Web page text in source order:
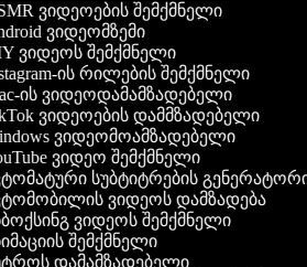
ვიდეოების შემქმნელი
ვიდეომზემი
ვიდეოს შემქმნელი
ის რილების შემქმნელი
ის ვიდეოდამამზადებელი
ვიდეოების დამმზადებელი
ვიდეომოამზადებელი
ვიდეო შემქმნელი
სუბტიტრების გენერატორი
ვიდეოს დამზადება
ვიდეოს შემქმნელი
შემქმნელი
დამამზადებელი